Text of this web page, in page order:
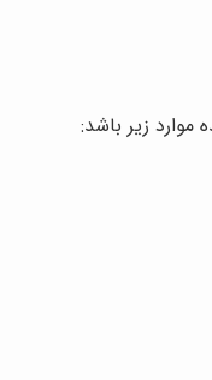
زیر باشد: